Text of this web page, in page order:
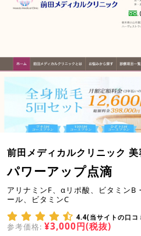
前田メディカルクリニック
パワーアップ点滴
アリナミンF、αリポ酸、ビタミンB
ール、ビタミンC
4.4(当サイトの口コ
参考価格: ¥3,000円(税抜)